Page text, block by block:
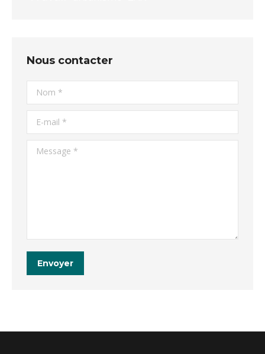
Nous contacter
Nom *
E-mail *
Message *
Envoyer